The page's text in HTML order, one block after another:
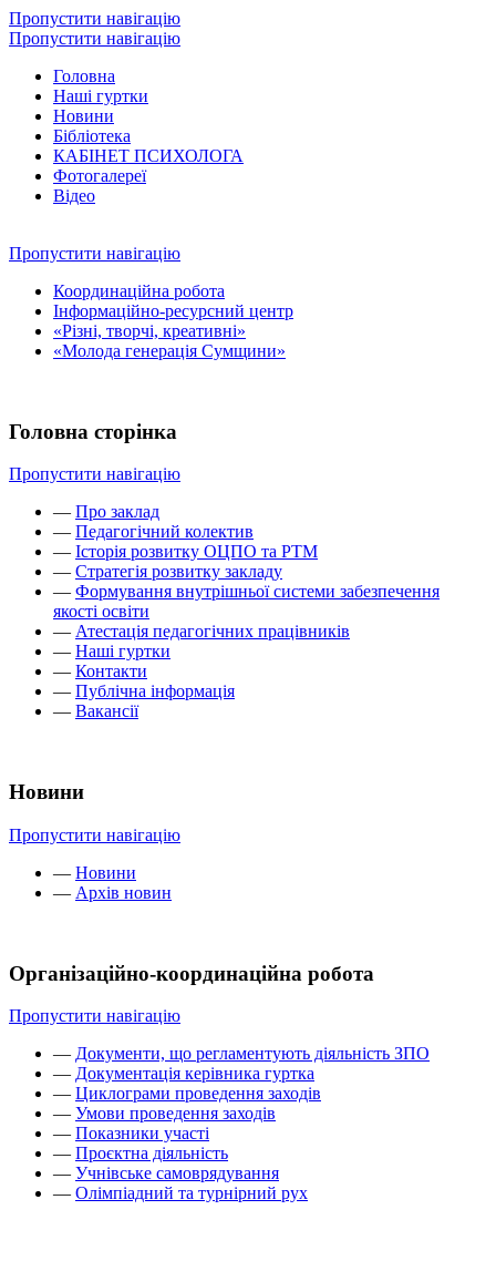
Пропустити навігацію
Пропустити навігацію
Головна
Наші гуртки
Новини
Бібліотека
КАБІНЕТ ПСИХОЛОГА
Фотогалереї
Відео
Пропустити навігацію
Координаційна робота
Інформаційно-ресурсний центр
«Різні, творчі, креативні»
«Молода генерація Сумщини»
Головна сторінка
Пропустити навігацію
— Про заклад
— Педагогічний колектив
— Історія розвитку ОЦПО та РТМ
— Стратегія розвитку закладу
— Формування внутрішньої системи забезпечення
якості освіти
— Атестація педагогічних працівників
— Наші гуртки
— Контакти
— Публічна інформація
— Вакансії
Новини
Пропустити навігацію
— Новини
— Архів новин
Організаційно-координаційна робота
Пропустити навігацію
— Документи, що регламентують діяльність ЗПО
— Документація керівника гуртка
— Циклограми проведення заходів
— Умови проведення заходів
— Показники участі
— Проєктна діяльність
— Учнівське самоврядування
— Олімпіадний та турнірний рух